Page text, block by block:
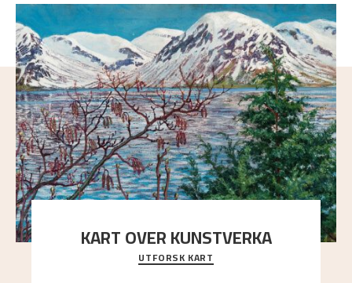
KART OVER KUNSTVERKA
Utforsk stedene og utsiktene i Astrups malerier
UTFORSK KART